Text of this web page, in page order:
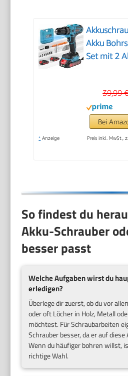
Akku
Set mit 2
39,99
Bei
* Anzeige Preis inkl. MwSt.,
So findest du
Akku-Schrauber
besser passt
Welche Aufgaben wirst du
erledigen?
Überlege dir zuerst, ob du vor
oder oft Löcher in Holz, Metall
möchtest. Für Schraubarbeiten
Schrauber besser, da er auf
Wenn du häufiger bohren willst,
richtige Wahl.